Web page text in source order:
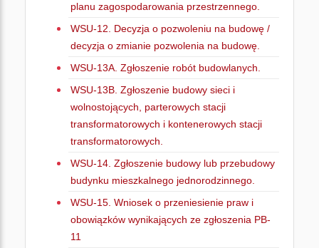
planu zagospodarowania przestrzennego.
WSU-12. Decyzja o pozwoleniu na budowę /
decyzja o zmianie pozwolenia na budowę.
WSU-13A. Zgłoszenie robót budowlanych.
WSU-13B. Zgłoszenie budowy sieci i
wolnostojących, parterowych stacji
transformatorowych i kontenerowych stacji
transformatorowych.
WSU-14. Zgłoszenie budowy lub przebudowy
budynku mieszkalnego jednorodzinnego.
WSU-15. Wniosek o przeniesienie praw i
obowiązków wynikających ze zgłoszenia PB-
11